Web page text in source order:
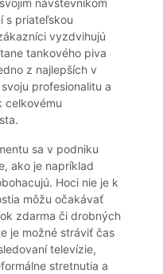
návštevníkom
s priateľskou
vyzdvihujú
tankového piva
z najlepších v
profesionalitu a
celkovému
sa v podniku
ako je napríklad
Hoci nie je k
môžu očakávať
zdarma či drobných
je možné stráviť čas
televízie,
stretnutia a